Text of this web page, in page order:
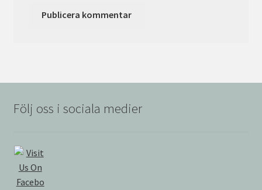
Följ oss i sociala medier